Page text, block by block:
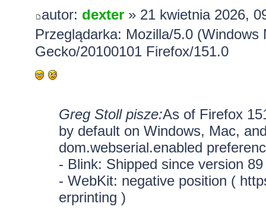
autor: dexter» 21 kwietnia 2026,
Przeglądarka: Mozilla/5.0
Gecko/20100101 Firefox/151.0
Greg Stoll pisze:As of Firefox
by default on Windows, Mac,
dom.webserial.enabled
- Blink: Shipped since version 89
- WebKit: negative position (
erprinting )